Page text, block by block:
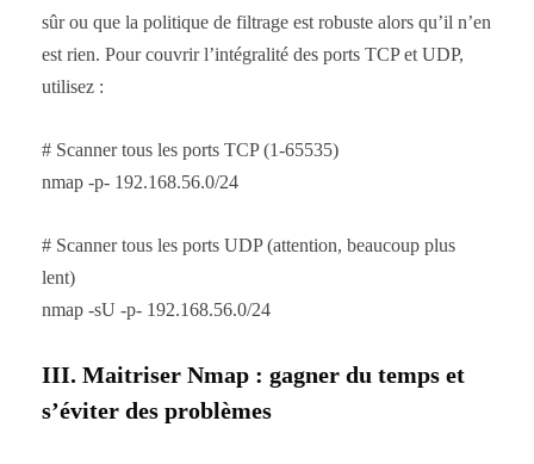
sûr ou que la politique de filtrage est robuste alors qu’il n’en
est rien. Pour couvrir l’intégralité des ports TCP et UDP,
utilisez :
# Scanner tous les ports TCP (1-65535)
nmap -p- 192.168.56.0/24
# Scanner tous les ports UDP (attention, beaucoup plus
lent)
nmap -sU -p- 192.168.56.0/24
III. Maitriser Nmap : gagner du temps et
s’éviter des problèmes